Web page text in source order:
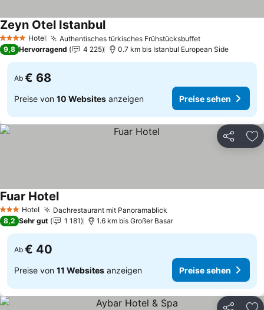
4 Sterne Hotel Authentisches türkisches FrühstücksbuffetPreise sehen
Zeyn Otel IstanbulPreise sehen
9,8 Hervorragend 4 225 0.7 km bis Istanbul European Side
Ab € 68
Preise von 10 Websites anzeigen Preise sehen
Teilen
3 SterneHotel Dachrestaurant mit Panoramablick
Fuar HotelPreise sehen
8,2 Sehr gut 1 181 1.6 km bis Großer Basar
Ab € 40
Preise von 11 Websites anzeigen Preise sehen